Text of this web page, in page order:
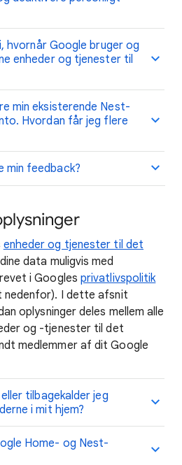
hvornår Google bruger og
enheder og tjenester til
min eksisterende Nest-
Hvordan får jeg flere
min feedback?
enheder og tjenester til det
data muligvis med
i Googles privatlivspolitik
nedenfor). I dette afsnit
oplysninger deles mellem alle
og -tjenester til det
medlemmer af dit Google
tilbagekalder jeg
i mit hjem?
Home- og Nest-